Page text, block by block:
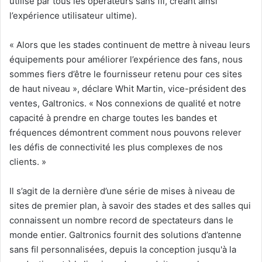
l’expérience utilisateur ultime).
« Alors que les stades continuent de mettre à niveau leurs
équipements pour améliorer l’expérience des fans, nous
sommes fiers d’être le fournisseur retenu pour ces sites
de haut niveau », déclare Whit Martin, vice-président des
ventes, Galtronics. « Nos connexions de qualité et notre
capacité à prendre en charge toutes les bandes et
fréquences démontrent comment nous pouvons relever
les défis de connectivité les plus complexes de nos
clients. »
Il s’agit de la dernière d’une série de mises à niveau de
sites de premier plan, à savoir des stades et des salles qui
connaissent un nombre record de spectateurs dans le
monde entier. Galtronics fournit des solutions d’antenne
sans fil personnalisées, depuis la conception jusqu'à la